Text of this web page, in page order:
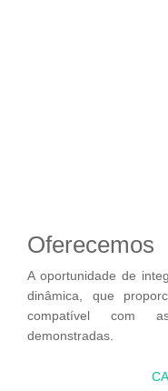
Oferecemos
A oportunidade de
dinâmica, que
compatível com
demonstradas.